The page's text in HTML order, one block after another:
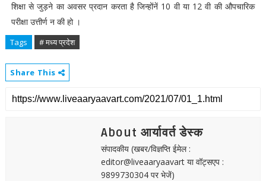
शिक्षा से जुड़ने का अवसर प्रदान करता है जिन्होंनें 10 वी या 12 वी की औपचारिक
परीक्षा उत्तीर्ण न की हो ।
Tags # मध्य प्रदेश
Share This
About आर्यावर्त डेस्क
संपादकीय (खबर/विज्ञप्ति ईमेल :
editor@liveaaryaavart या वॉट्सएप :
9899730304 पर भेजें)